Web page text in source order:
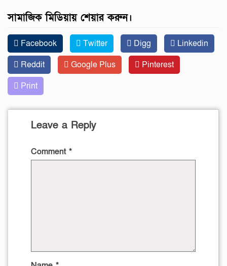
সামাজিক মিডিয়ায় শেয়ার করুন।
Facebook Twitter Digg
Linkedin
Reddit
Google Plus
Pinterest
Print
Leave a Reply
Comment *